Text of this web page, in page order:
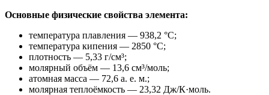
Основные физические свойства элемента:
температура плавления — 938,2 °C;
температура кипения — 2850 °C;
плотность — 5,33 г/см³;
молярный объём — 13,6 см³/моль;
атомная масса — 72,6 а. е. м.;
молярная теплоёмкость — 23,32 Дж/К·моль.